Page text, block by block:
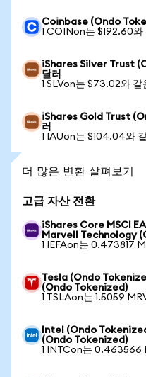
Coinbase (Ondo
1 COINon는 $192.60와
iShares Silver Trust
달러
1 SLVon는 $73.02와 같
iShares Gold Trust
러
1 IAUon는 $104.04와
더 많은 변환 살펴보기
고급 자산 전환
iShares Core MSCI
Marvell Technology
1 IEFAon는 0.473817
Tesla (Ondo
(Ondo Tokenized)
1 TSLAon는 1.5059
Intel (Ondo
(Ondo Tokenized)
1 INTCon는 0.463566